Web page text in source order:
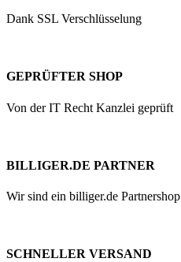
Dank SSL Verschlüsselung
GEPRÜFTER SHOP
Von der IT Recht Kanzlei geprüft
BILLIGER.DE PARTNER
Wir sind ein billiger.de Partnershop
SCHNELLER VERSAND